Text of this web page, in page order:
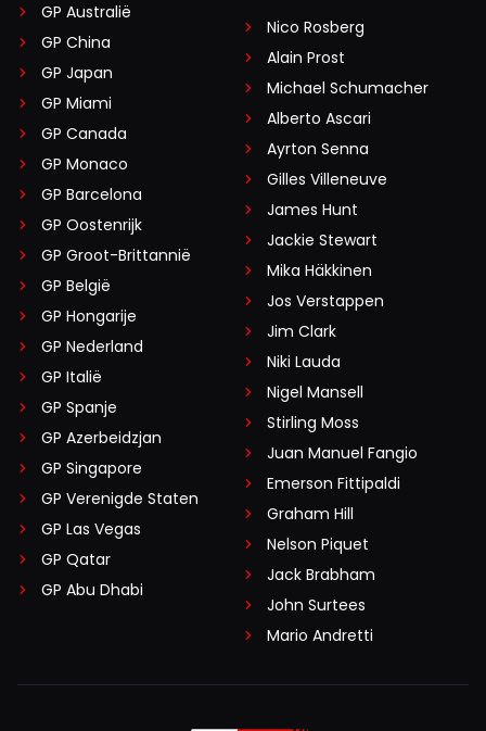
GP Australië
GP China
GP Japan
GP Miami
GP Canada
GP Monaco
GP Barcelona
GP Oostenrijk
GP Groot-Brittannië
GP België
GP Hongarije
GP Nederland
GP Italië
GP Spanje
GP Azerbeidzjan
GP Singapore
GP Verenigde Staten
GP Las Vegas
GP Qatar
GP Abu Dhabi
Nico Rosberg
Alain Prost
Michael Schumacher
Alberto Ascari
Ayrton Senna
Gilles Villeneuve
James Hunt
Jackie Stewart
Mika Häkkinen
Jos Verstappen
Jim Clark
Niki Lauda
Nigel Mansell
Stirling Moss
Juan Manuel Fangio
Emerson Fittipaldi
Graham Hill
Nelson Piquet
Jack Brabham
John Surtees
Mario Andretti